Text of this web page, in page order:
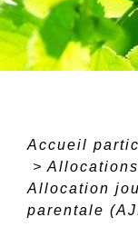
Accueil
>
Allocation
parentale